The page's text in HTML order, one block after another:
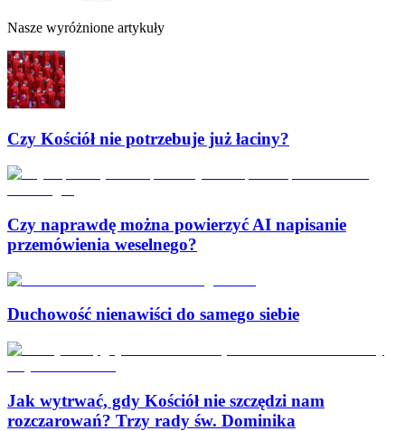
Nasze wyróżnione artykuły
Czy Kościół nie potrzebuje już łaciny?
Czy naprawdę można powierzyć AI napisanie
przemówienia weselnego?
Duchowość nienawiści do samego siebie
Jak wytrwać, gdy Kościół nie szczędzi nam
rozczarowań? Trzy rady św. Dominika